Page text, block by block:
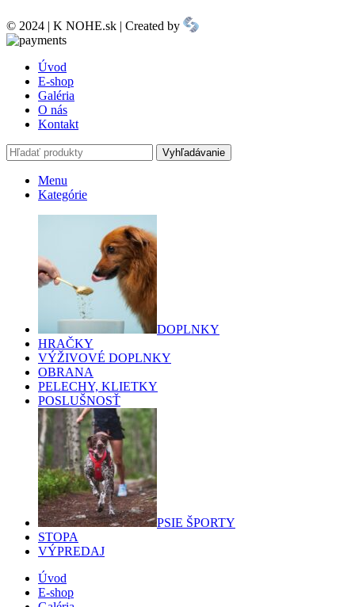
© 2024 | K NOHE.sk | Created by
Úvod
E-shop
Galéria
O nás
Kontakt
Vyhľadávanie
Menu
Kategórie
DOPLNKY
HRAČKY
VÝŽIVOVÉ DOPLNKY
OBRANA
PELECHY, KLIETKY
POSLUŠNOSŤ
PSIE ŠPORTY
STOPA
VÝPREDAJ
Úvod
E-shop